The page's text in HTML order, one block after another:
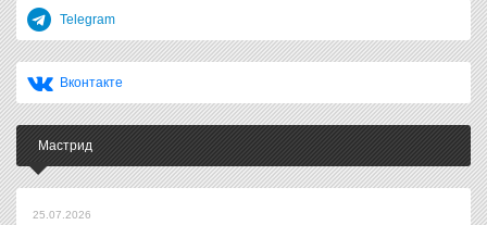
Telegram
Вконтакте
Мастрид
25.07.2026